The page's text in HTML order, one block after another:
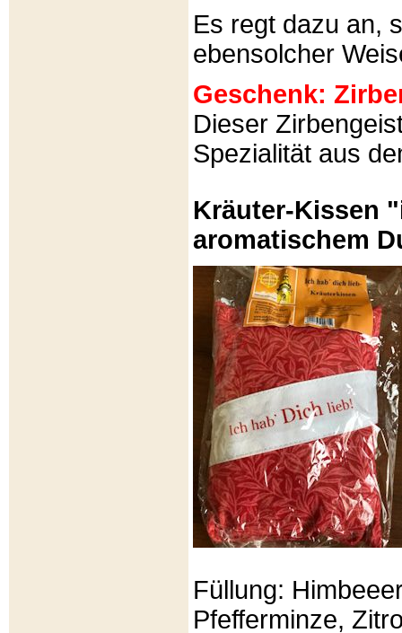
Es regt dazu an,
ebensolcher
Geschenk:
Dieser
Spezialität aus
Kräuter-Kissen
aromatischem
Füllung:
Pfefferminze,